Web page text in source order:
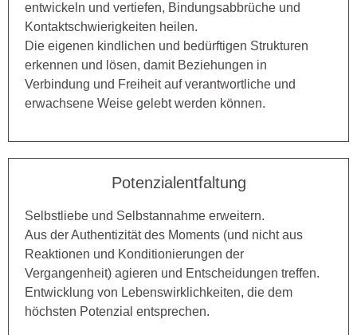
entwickeln und vertiefen, Bindungsabbrüche und
Kontaktschwierigkeiten heilen.
Die eigenen kindlichen und bedürftigen Strukturen
erkennen und lösen, damit Beziehungen in
Verbindung und Freiheit auf verantwortliche und
erwachsene Weise gelebt werden können.
Potenzialentfaltung
Selbstliebe und Selbstannahme erweitern.
Aus der Authentizität des Moments (und nicht aus
Reaktionen und Konditionierungen der
Vergangenheit) agieren und Entscheidungen treffen.
Entwicklung von Lebenswirklichkeiten, die dem
höchsten Potenzial entsprechen.